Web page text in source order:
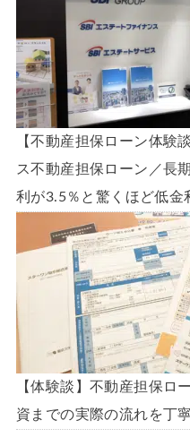
【不動産担保ローン体験
ス不動産担保ローン／長
利が3.5％と驚くほど低金
【体験談】不動産担保ロ
資までの実際の流れを丁